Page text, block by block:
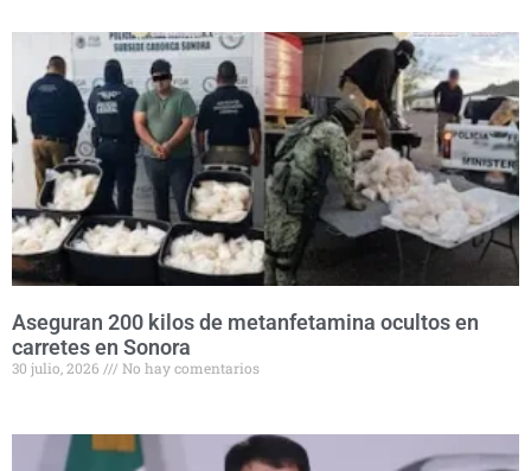
Aseguran 200 kilos de metanfetamina ocultos en
carretes en Sonora
30 julio, 2026 No hay comentarios